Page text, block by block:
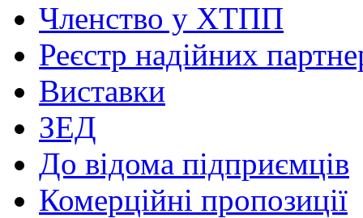
Членство у ХТПП
Реєстр надійних
Виставки
ЗЕД
До відома підприємців
Комерційні пропозиції